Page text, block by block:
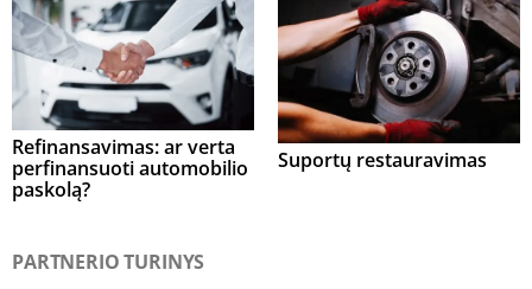
Refinansavimas: ar verta
perfinansuoti automobilio
paskolą?
Suportų restauravimas
PARTNERIO TURINYS